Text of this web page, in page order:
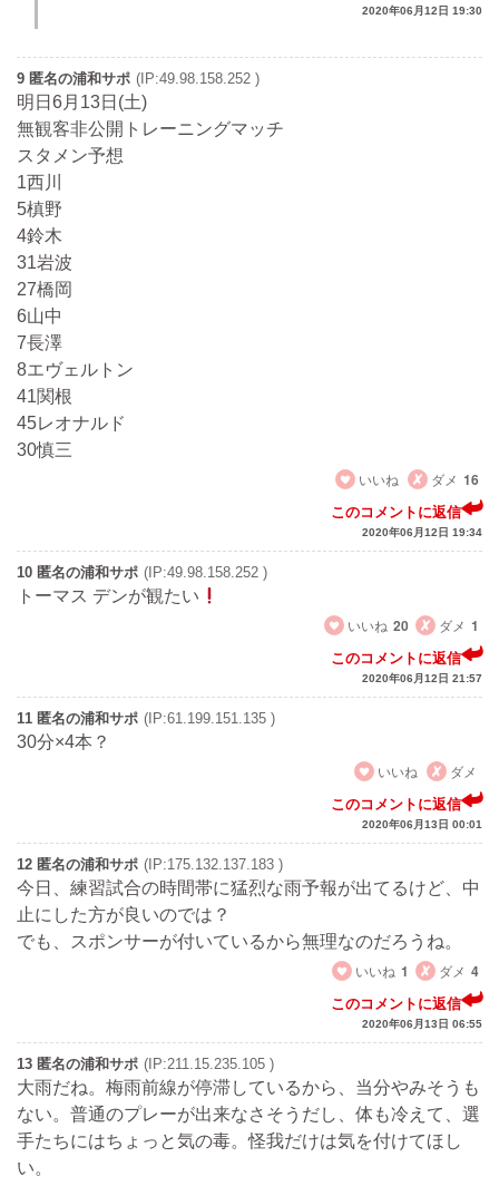
2020年06月12日 19:30
9 匿名の浦和サポ (IP:49.98.158.252 )
明日6月13日(土)
無観客非公開トレーニングマッチ
スタメン予想
1西川
5槙野
4鈴木
31岩波
27橋岡
6山中
7長澤
8エヴェルトン
41関根
45レオナルド
30慎三
いいね
ダメ 16
このコメントに返信
2020年06月12日 19:34
10 匿名の浦和サポ (IP:49.98.158.252 )
トーマス デンが観たい
いいね 20 ダメ 1
このコメントに返信
2020年06月12日 21:57
11 匿名の浦和サポ (IP:61.199.151.135 )
30分×4本？
いいね
ダメ
このコメントに返信
2020年06月13日 00:01
12 匿名の浦和サポ (IP:175.132.137.183 )
今日、練習試合の時間帯に猛烈な雨予報が出てるけど、中
止にした方が良いのでは？
でも、スポンサーが付いているから無理なのだろうね。
いいね 1 ダメ 4
このコメントに返信
2020年06月13日 06:55
13 匿名の浦和サポ (IP:211.15.235.105 )
大雨だね。梅雨前線が停滞しているから、当分やみそうも
ない。普通のプレーが出来なさそうだし、体も冷えて、選
手たちにはちょっと気の毒。怪我だけは気を付けてほし
い。